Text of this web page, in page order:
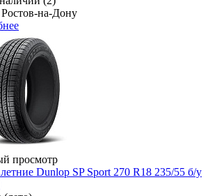
на-Дону
просмотр
Dunlop SP Sport 270 R18 235/55 б/у